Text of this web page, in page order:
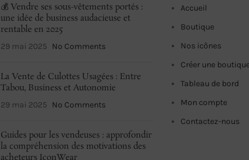
💰 Vendre ses sous-vêtements portés :
une idée de business audacieuse et
rentable en 2025
29 mai 2025 No Comments
La Vente de Culottes Usagées : Entre
Tabou, Business et Autonomie
29 mai 2025 No Comments
Guides pour les vendeuses : approfondir
la compréhension des motivations des
Accueil
Boutique
Nos icônes
Créer une boutique
Tableau de bord
Mon compte
Contactez-nous